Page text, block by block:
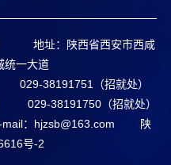
地址：陕西省西安市西咸
统一大道
029-38191751（招就处）
029-38191750（招就处）
：hjzsb@163.com
陕
号-2